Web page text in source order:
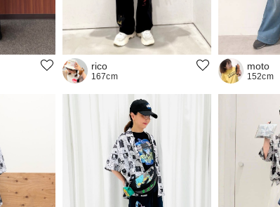
rico
167cm
moto
152cm